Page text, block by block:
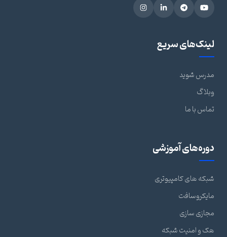
لینک‌های سریع
مدرس شوید
وبلاگ
تماس با ما
دوره‌های آموزشی
شبکه های کامپیوتری
مایکروسافت
مجازی سازی
هک و امنیت شبکه